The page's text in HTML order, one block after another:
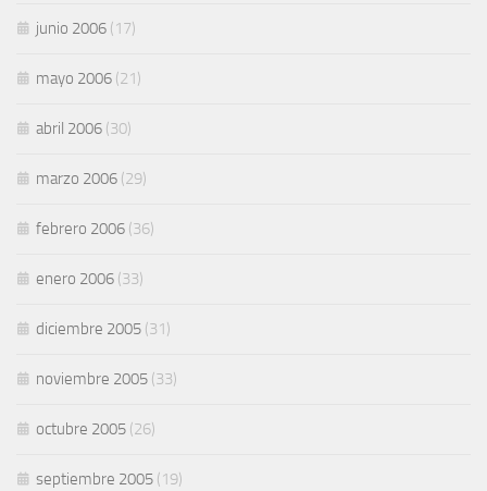
junio 2006 (17)
mayo 2006 (21)
abril 2006 (30)
marzo 2006 (29)
febrero 2006 (36)
enero 2006 (33)
diciembre 2005 (31)
noviembre 2005 (33)
octubre 2005 (26)
septiembre 2005 (19)